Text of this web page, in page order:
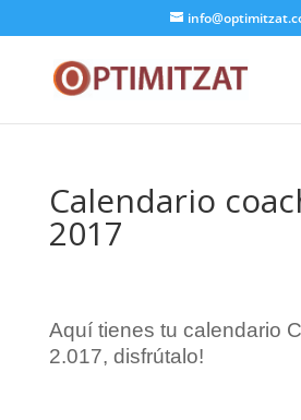
Calendario
2017
Aquí tienes tu calendario
2.017, disfrútalo!